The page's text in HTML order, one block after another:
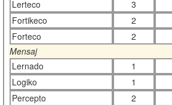
Lerteco
3
Fortikeco
2
Forteco
2
Mensaj
Lernado
1
Logiko
1
Percepto
2